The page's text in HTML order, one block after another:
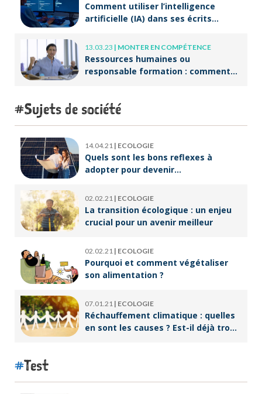
Comment utiliser l’intelligence
artificielle (IA) dans ses écrits
13.03.23 | MONTER EN COMPÉTENCE
Ressources humaines ou
responsable formation : comment
Sujets de société
14.04.21 | ECOLOGIE
Quels sont les bons reflexes à
adopter pour devenir
02.02.21 | ECOLOGIE
La transition écologique : un enjeu
crucial pour un avenir meilleur
02.02.21 | ECOLOGIE
Pourquoi et comment végétaliser
son alimentation ?
07.01.21 | ECOLOGIE
Réchauffement climatique : quelles
en sont les causes ? Est-il déjà trop
Test